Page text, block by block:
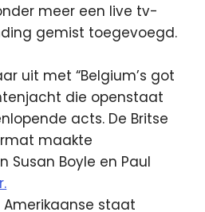
meer een live tv-
gemist toegevoegd.
uit met “Belgium’s got
die openstaat
acts. De Britse
maakte
Susan Boyle en Paul
Amerikaanse staat